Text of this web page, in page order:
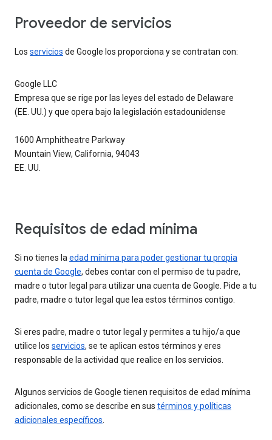
Proveedor de servicios
Los servicios de Google los proporciona y se contratan con:
Google LLC
Empresa que se rige por las leyes del estado de Delaware
(EE. UU.) y que opera bajo la legislación estadounidense
1600 Amphitheatre Parkway
Mountain View, California, 94043
EE. UU.
Requisitos de edad mínima
Si no tienes laedad mínima para poder gestionar tu propia
cuenta de Google, debes contar con el permiso de tu padre,
madre o tutor legal para utilizar una cuenta de Google. Pide a tu
padre, madre o tutor legal que lea estos términos contigo.
Si eres padre, madre o tutor legal y permites a tu hijo/a que
utilice los servicios, se te aplican estos términos y eres
responsable de la actividad que realice en los servicios.
Algunos servicios de Google tienen requisitos de edad mínima
adicionales, como se describe en sus términos y políticas
adicionales específicos.